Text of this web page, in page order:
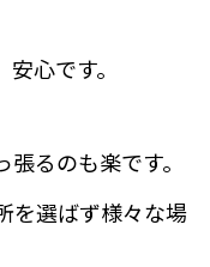
安心です。
るのも楽です。
を選ばず様々な場